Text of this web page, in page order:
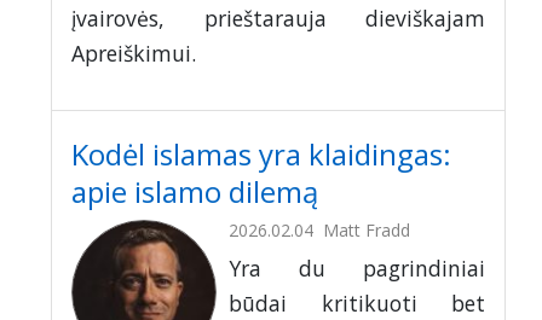
įvairovės, prieštarauja dieviškajam
Apreiškimui.
Kodėl islamas yra klaidingas:
apie islamo dilemą
2026.02.04 Matt Fradd
Yra du pagrindiniai
būdai kritikuoti bet